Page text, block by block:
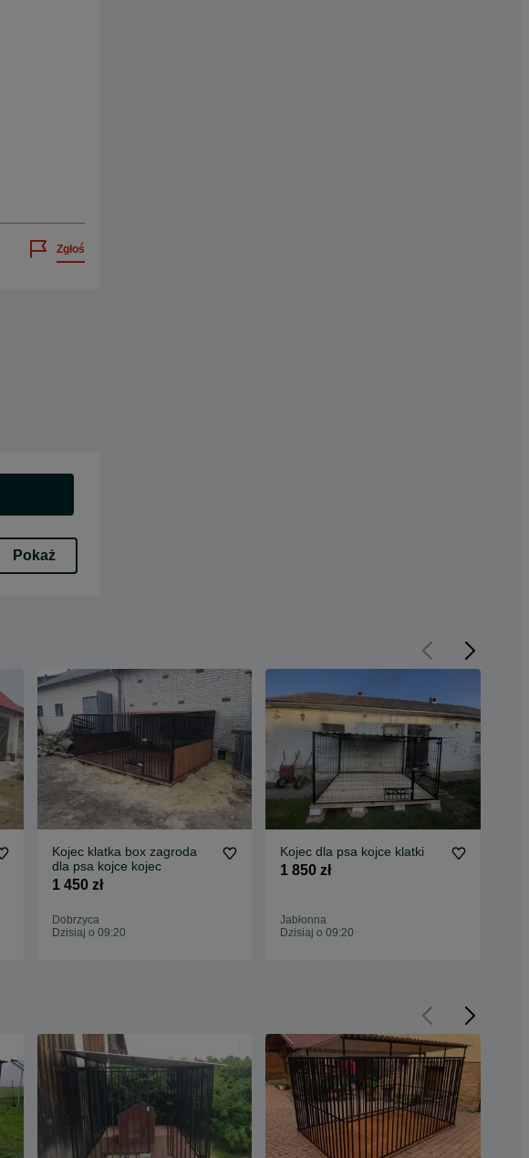
Zgłoś
Pokaż
Kojec klatka box zagroda
dla psa kojce kojec
1 450 zł
Dobrzyca
Dzisiaj o 09:20
Kojec dla psa kojce klatki
1 850 zł
Jabłonna
Dzisiaj o 09:20